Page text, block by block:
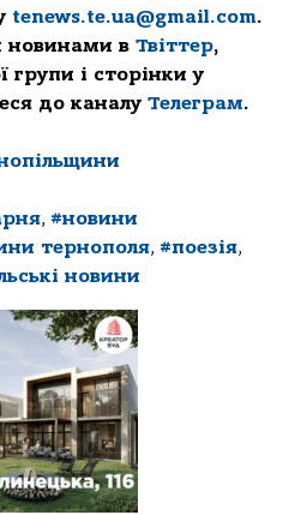
tenews.te.ua@gmail.com.
новинами в Твіттер,
групи і сторінки у
до каналу Телеграм.
, #новини
тернополя, #поезія,
новини